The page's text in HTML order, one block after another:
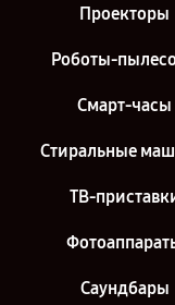
Проекторы
Роботы-
Смарт-часы
Стиральные
ТВ-
Саундбары